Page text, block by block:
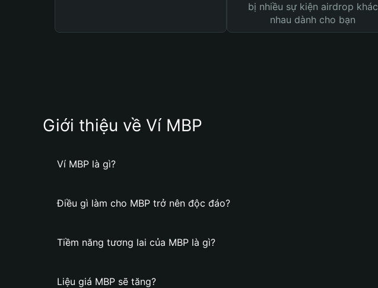
bị nhiều sự kiện airdrop khác
nhau dành cho bạn
Giới thiệu về Ví MBP
Ví MBP là gì?
Điều gì làm cho MBP trở nên độc đáo?
Tiềm năng tương lai của MBP là gì?
Liệu giá MBP sẽ tăng?